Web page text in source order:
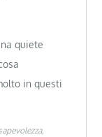
quiete
in questi